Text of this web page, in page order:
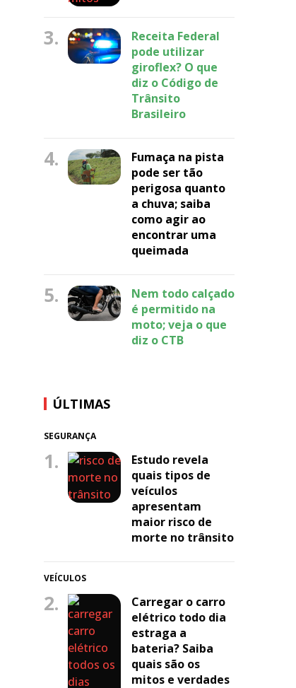
3.
Receita Federal
pode utilizar
giroflex? O que
diz o Código de
Trânsito
Brasileiro
4.
Fumaça na pista
pode ser tão
perigosa quanto
a chuva; saiba
como agir ao
encontrar uma
queimada
5.
Nem todo calçado
é permitido na
moto; veja o que
diz o CTB
ÚLTIMAS
SEGURANÇA
1.
Estudo revela
quais tipos de
veículos
apresentam
maior risco de
morte no trânsito
VEÍCULOS
2.
Carregar o carro
elétrico todo dia
estraga a
bateria? Saiba
quais são os
mitos e verdades